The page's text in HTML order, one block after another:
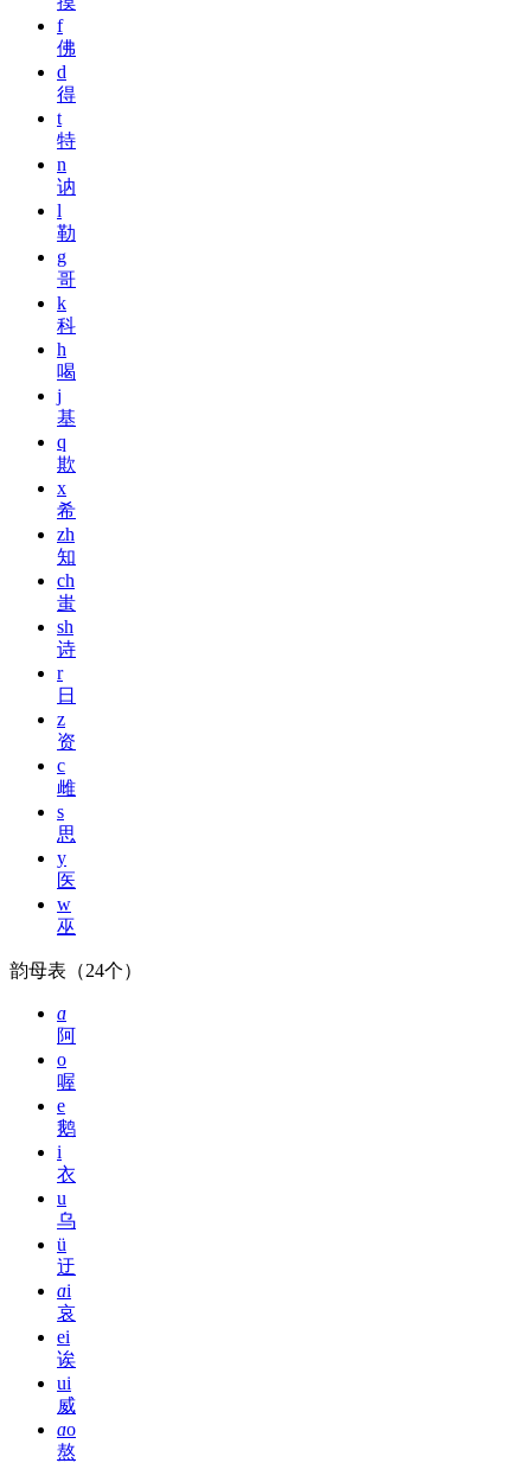
f
佛
d
得
t
特
n
讷
l
勒
g
哥
k
科
h
喝
j
基
q
欺
x
希
zh
知
ch
蚩
sh
诗
r
日
z
资
c
雌
s
思
y
医
w
巫
韵母表（24个）
ɑ
阿
o
喔
e
鹅
i
衣
u
乌
ü
迂
ɑi
哀
ei
诶
ui
威
ɑo
熬